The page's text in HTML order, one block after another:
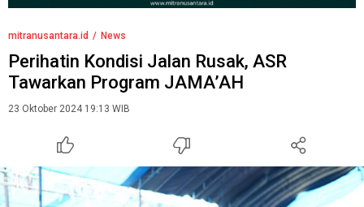
mitranusantara.id News
Perihatin Kondisi Jalan Rusak, ASR
Tawarkan Program JAMA’AH
23 Oktober 2024 19:13 WIB